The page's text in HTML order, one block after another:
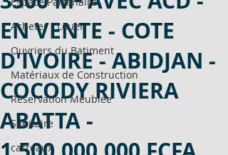
Acheter - Louer
Ouvriers du Batiment
Matériaux de Construction
Réservation Meublée
Sanitaire
carreaux
EN VENTE - COTE
D'IVOIRE - ABIDJAN -
COCODY RIVIERA
ABATTA -